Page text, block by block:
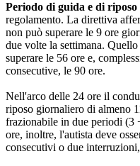
Periodo di guida e di riposo
regolamento. La direttiva
non può superare le 9 ore
due volte la settimana.
superare le 56 ore e,
consecutive, le 90 ore.
Nell'arco delle 24 ore il
riposo giornaliero di almeno
frazionabile in due periodi (3
ore, inoltre, l'autista deve
consecutivi o due